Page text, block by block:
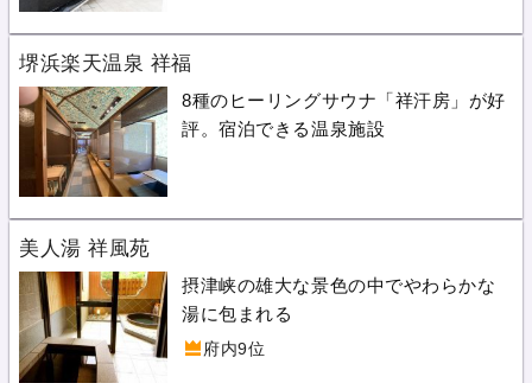
堺浜楽天温泉 祥福
8種のヒーリングサウナ「祥汗房」が好
評。宿泊できる温泉施設
美人湯 祥風苑
摂津峡の雄大な景色の中でやわらかな
湯に包まれる
府内9位